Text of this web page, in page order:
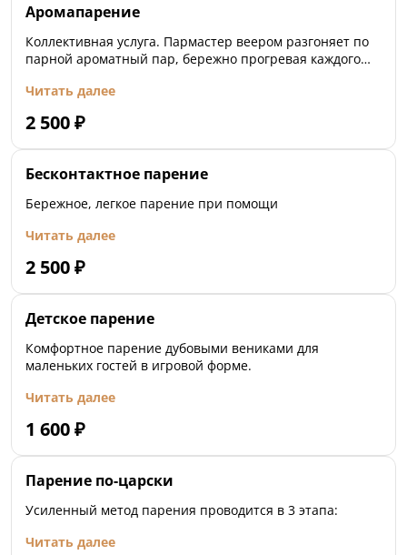
Аромапарение
Коллективная услуга. Пармастер веером разгоняет по
парной ароматный пар, бережно прогревая каждого
Читать далее
2 500₽
Бесконтактное парение
Бережное, легкое парение при помощи
Читать далее
2 500₽
Детское парение
Комфортное парение дубовыми вениками для
маленьких гостей в игровой форме.
Читать далее
1 600₽
Парение по-царски
Усиленный метод парения проводится в 3 этапа:
Читать далее